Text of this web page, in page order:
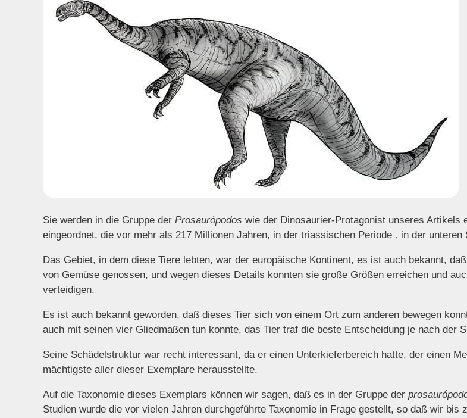
Sie werden in die Gruppe der Prosaurópodos wie der Dinosaurier-Protagonist unseres Artikels
eingeordnet, die vor mehr als 217 Millionen Jahren, in der triassischen Periode , in der unteren
Das Gebiet, in dem diese Tiere lebten, war der europäische Kontinent, es ist auch bekannt,
von Gemüse genossen, und wegen dieses Details konnten sie große Größen erreichen und
verteidigen.
Es ist auch bekannt geworden, daß dieses Tier sich von einem Ort zum anderen bewegen
auch mit seinen vier Gliedmaßen tun konnte, das Tier traf die beste Entscheidung je nach der
Seine Schädelstruktur war recht interessant, da er einen Unterkieferbereich hatte, der einen
mächtigste aller dieser Exemplare herausstellte.
Auf die Taxonomie dieses Exemplars können wir sagen, daß es in der Gruppe der
Studien wurde die vor vielen Jahren durchgeführte Taxonomie in Frage gestellt, so daß wir